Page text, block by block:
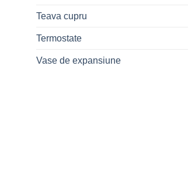
Teava cupru
Termostate
Vase de expansiune